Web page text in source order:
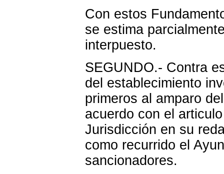
Con estos
se estima
interpuesto.
SEGUNDO.- Contra
del establecimiento
primeros al amparo
acuerdo con el
Jurisdicción en su
como recurrido el
sancionadores.